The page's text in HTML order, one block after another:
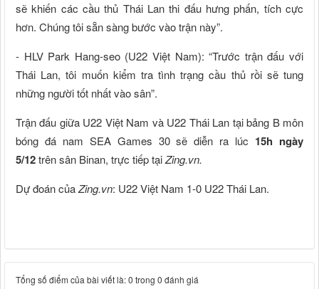
sẽ khiến các cầu thủ Thái Lan thi đấu hưng phấn, tích cực
hơn. Chúng tôi sẵn sàng bước vào trận này”.
- HLV Park Hang-seo (U22 Việt Nam): “Trước trận đấu với
Thái Lan, tôi muốn kiểm tra tình trạng cầu thủ rồi sẽ tung
những người tốt nhất vào sân”.
Trận đấu giữa U22 Việt Nam và U22 Thái Lan tại bảng B môn
bóng đá nam SEA Games 30 sẽ diễn ra lúc 15h ngày
5/12trên sân Binan, trực tiếp tạiZing.vn.
Dự đoán củaZing.vn: U22 Việt Nam 1-0 U22 Thái Lan.
Tổng số điểm của bài viết là: 0 trong 0 đánh giá